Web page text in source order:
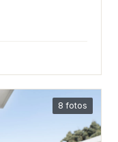
8 fotos